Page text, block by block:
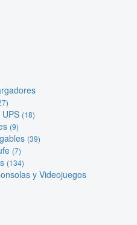
(18)
(9)
(39)
(7)
(134)
y Videojuegos